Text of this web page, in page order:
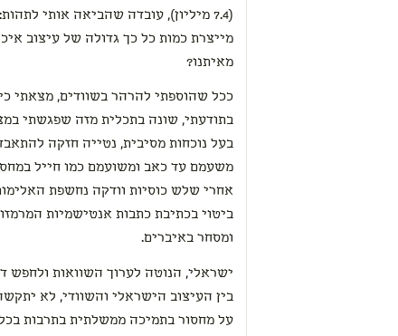
(7.4 מיליון), עובדה שהביאה אותי
מייצרת כמות כל כך גדולה של עיצוב
מאיתנו?
ככל שהוספתי להרהר בשוודים, מצאתי
בתודעתי, שונה בתכלית מזה שפגשתי
משעמם עד כאב ומשועמם כמו חייל
אחרי שלש כוסיות וודקה נחשפת
ביטוי בכתיבת כתבות אנטישמיות
ומסחר באיברים.
ישראלי, הנוטה לערוך השוואות
בין העיצוב הישראלי והשוודי, לא
על מחסור בתמיכה ממשלתית בתרבות